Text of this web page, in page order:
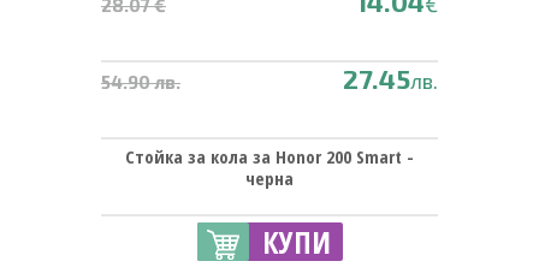
28.07 €
54.90 лв. 27.45лв.
Стойка за кола за Honor 200 Smart -
черна
КУПИ